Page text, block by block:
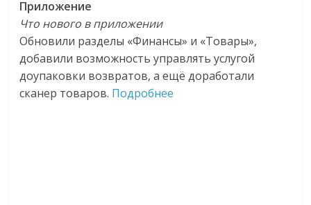
Приложение
Что нового в приложении
Обновили разделы «Финансы» и «Товары»,
добавили возможность управлять услугой
доупаковки возвратов, а ещё доработали
сканер товаров. Подробнее